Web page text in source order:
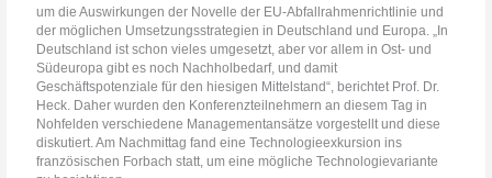
um die Auswirkungen der Novelle der EU-Abfallrahmenrichtlinie und
der möglichen Umsetzungsstrategien in Deutschland und Europa. „In
Deutschland ist schon vieles umgesetzt, aber vor allem in Ost- und
Südeuropa gibt es noch Nachholbedarf, und damit
Geschäftspotenziale für den hiesigen Mittelstand“, berichtet Prof. Dr.
Heck. Daher wurden den Konferenzteilnehmern an diesem Tag in
Nohfelden verschiedene Managementansätze vorgestellt und diese
diskutiert. Am Nachmittag fand eine Technologieexkursion ins
französischen Forbach statt, um eine mögliche Technologievariante